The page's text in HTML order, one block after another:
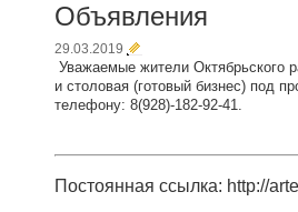
Объявления
29.03.2019
Уважаемые жители Октябрьского
и столовая (готовый бизнес) под
телефону: 8(928)-182-92-41.
Постоянная ссылка: http://